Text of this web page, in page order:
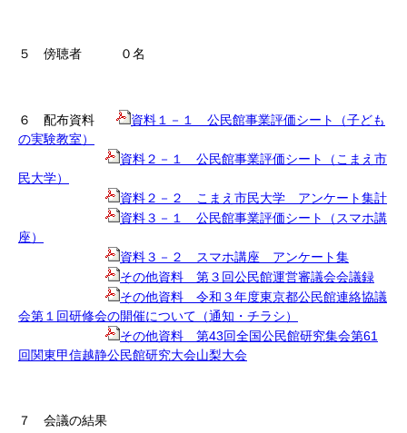
５ 傍聴者 ０名
６ 配布資料
資料１－１ 公民館事業評価シート（子ども
の実験教室）
資料２－１ 公民館事業評価シート（こまえ市
民大学）
資料２－２ こまえ市民大学 アンケート集計
資料３－１ 公民館事業評価シート（スマホ講
座）
資料３－２ スマホ講座 アンケート集
その他資料 第３回公民館運営審議会会議録
その他資料 令和３年度東京都公民館連絡協議
会第１回研修会の開催について（通知・チラシ）
その他資料 第43回全国公民館研究集会第61
回関東甲信越静公民館研究大会山梨大会
７ 会議の結果